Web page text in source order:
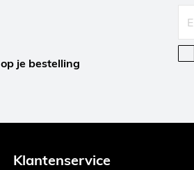
je bestelling
Klantenservice